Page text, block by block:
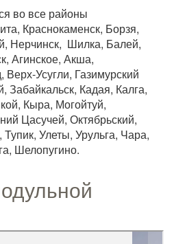
во все районы
Краснокаменск, Борзя,
Нерчинск, Шилка, Балей,
Агинское, Акша,
Усугли, Газимурский
Забайкальск, Кадая, Калга,
Кыра, Могойтуй,
Цасучей, Октябрьский,
Улеты, Урульга, Чара,
Шелопугино.